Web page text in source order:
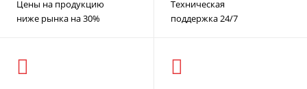
Цены на продукцию
ниже рынка на 30%
Техническая
поддержка 24/7